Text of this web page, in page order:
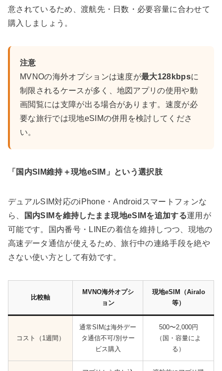
意されているため、渡航先・日数・必要容量に合わせて
購入しましょう。
注意
MVNOの海外オプションは速度が最大128kbpsに
制限されるケースが多く、地図アプリの使用や動
画閲覧には支障が出る場合があります。速度が必
要な旅行では現地eSIMの併用を検討してくださ
い。
「国内SIM維持＋現地eSIM」という選択肢
デュアルSIM対応のiPhone・Androidスマートフォンな
ら、
国内SIMを維持したまま現地eSIMを追加する運用が
可能です。国内番号・LINEの着信を維持しつつ、現地の
高速データ通信が使えるため、旅行中の連絡手段を絶や
さない使い方として有効です。
比較軸
MVNO海外オプシ
ョン
現地eSIM（Airalo
等）
コスト（1週間）
通常SIMは海外デー
タ通信不可/別サー
ビス購入
500〜2,000円
（国・容量によ
る）